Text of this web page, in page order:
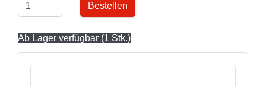
Bestellen
Ab Lager verfügbar (1 Stk.)